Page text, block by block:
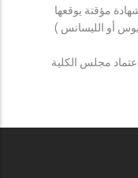
مؤقتة يوقعها
أو الليسانس )
مجلس الكلية